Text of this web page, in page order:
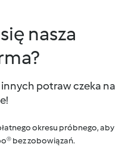
nasza
potraw czeka na
okresu próbnego, aby
bez zobowiązań.